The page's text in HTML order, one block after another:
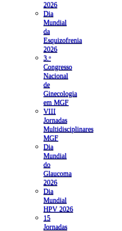
2026
Dia
Mundial
da
Esquizofrenia
2026
3.ᵒ
Congresso
Nacional
de
Ginecologia
em MGF
VIII
Jornadas
Multidisciplinares
MGF
Dia
Mundial
do
Glaucoma
2026
Dia
Mundial
HPV 2026
15
Jornadas